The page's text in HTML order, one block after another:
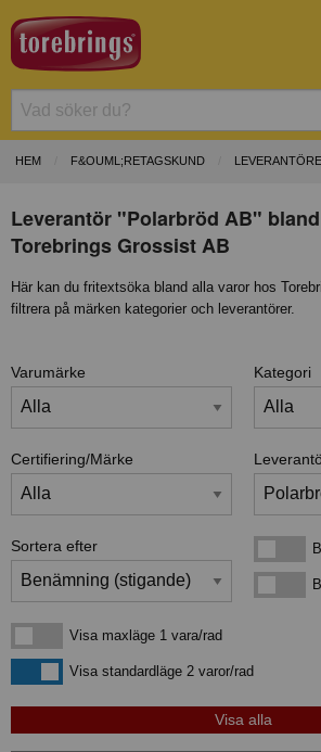
HEM F&OUML;RETAGSKUND
Leverantör "Polarbröd AB"
Torebrings Grossist AB
Här kan du fritextsöka bland alla varor hos
filtrera på märken kategorier och leverantörer.
Varumärke Kategori
Certifiering/Märke
Sortera efter Bara
Bara
Visa maxläge 1 vara/rad
Visa maxläge 1 vara/rad
Visa standardlägeVisa standardläge 2 varor/rad